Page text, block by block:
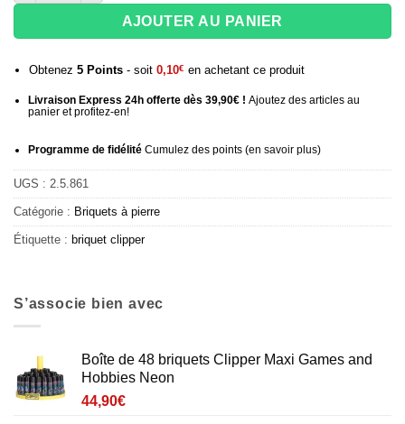
AJOUTER AU PANIER
Obtenez 5Points- soit 0,10€ en achetant ce produit
Livraison Express 24h offerte dès 39,90€ ! Ajoutez des articles au
panier et profitez-en!
Programme de fidélitéCumulez des points (en savoir plus)
UGS : 2.5.861
Catégorie : Briquets à pierre
Étiquette : briquet clipper
S’associe bien avec
Boîte de 48 briquets Clipper Maxi Games and
Hobbies Neon
44,90€